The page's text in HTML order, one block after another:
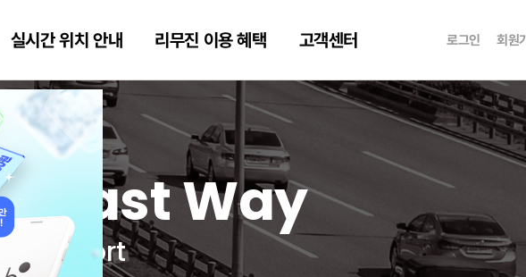
로그인 회원
실시간 위치 안내 리무진 이용 혜택 고객센터
Fast Way
Airport
Fast Way
Airport
Fast Way
Airport